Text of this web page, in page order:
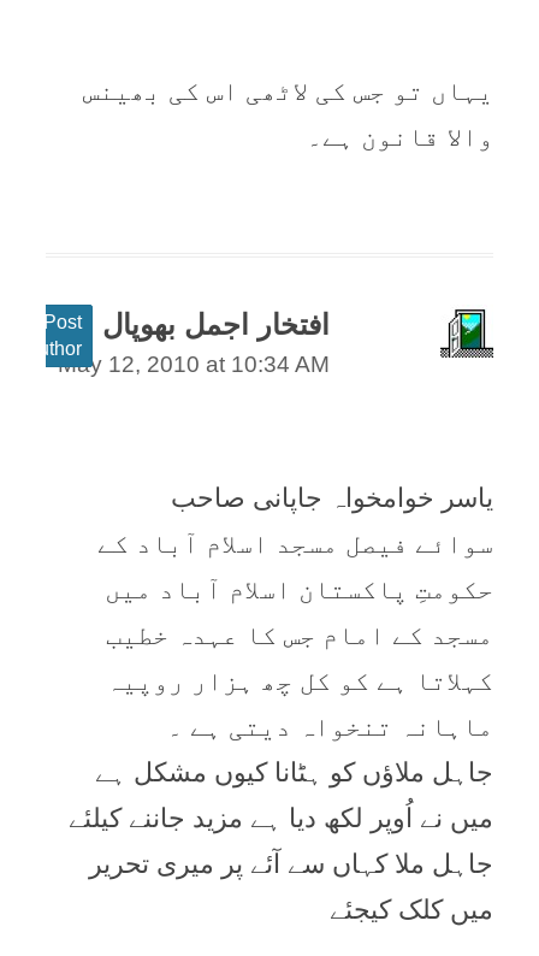
یہاں تو جس کی لاٹھی اس کی بھینس
والا قانون ہے۔
افتخار اجمل بھوپال
Post
author
May 12, 2010 at 10:34 AM
یاسر خوامخواہ جاپانی صاحب
سوائے فيصل مسجد اسلام آباد کے
حکومتِ پاکستان اسلام آباد ميں
مسجد کے امام جس کا عہدہ خطيب
کہلاتا ہے کو کل چھ ہزار روپيہ
ماہانہ تنخواہ ديتی ہے ۔
جاہل ملاؤں کو ہٹانا کيوں مشکل ہے
ميں نے اُوپر لکھ ديا ہے مزيد جاننے کيلئے
جاہل ملا کہاں سے آئے پر ميری تحرير
ميں کلک کيجئے